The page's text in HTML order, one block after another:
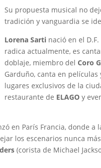
Su propuesta musical no
tradición y vanguardia se
Lorena Sarti nació en el
radica actualmente, es
doblaje, miembro delCoro
Garduño, canta en películas
lugares exclusivos de la
restaurante de ELAGO y
en París Francia, donde a
los escenarios nunca
(corista de Michael